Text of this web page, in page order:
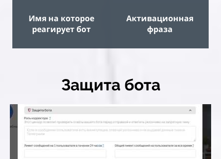
Имя на которое
реагирует бот
Активационная
фраза
Защита бота